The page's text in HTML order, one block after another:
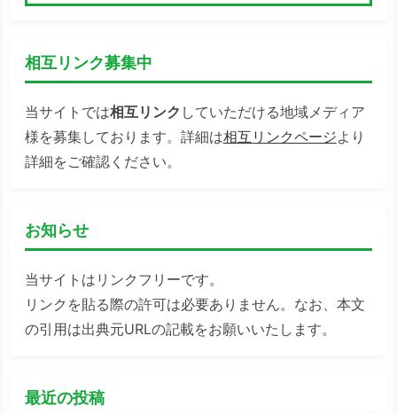
相互リンク募集中
当サイトでは相互リンク していただける地域メディア
様を募集しております。詳細は相互リンクページより
詳細をご確認ください。
お知らせ
当サイトはリンクフリーです。
リンクを貼る際の許可は必要ありません。なお、本文
の引用は出典元URLの記載をお願いいたします。
最近の投稿